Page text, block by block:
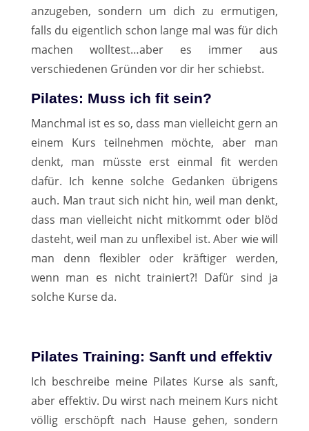
anzugeben, sondern um dich zu ermutigen,
falls du eigentlich schon lange mal was für dich
machen wolltest…aber es immer aus
verschiedenen Gründen vor dir her schiebst.
Pilates: Muss ich fit sein?
Manchmal ist es so, dass man vielleicht gern an
einem Kurs teilnehmen möchte, aber man
denkt, man müsste erst einmal fit werden
dafür. Ich kenne solche Gedanken übrigens
auch. Man traut sich nicht hin, weil man denkt,
dass man vielleicht nicht mitkommt oder blöd
dasteht, weil man zu unflexibel ist. Aber wie will
man denn flexibler oder kräftiger werden,
wenn man es nicht trainiert?! Dafür sind ja
solche Kurse da.
Pilates Training: Sanft und effektiv
Ich beschreibe meine Pilates Kurse als sanft,
aber effektiv. Du wirst nach meinem Kurs nicht
völlig erschöpft nach Hause gehen, sondern